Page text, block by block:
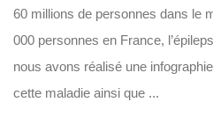
60 millions de personnes dans le
000 personnes en France,
nous avons réalisé une
cette maladie ainsi que ...